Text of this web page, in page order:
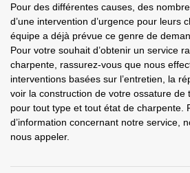
Pour des différentes causes, des
d’une intervention d’urgence pour leurs
équipe a déjà prévue ce genre de
Pour votre souhait d’obtenir un service
charpente, rassurez-vous que nous
interventions basées sur l’entretien, la
voir la construction de votre ossature de
pour tout type et tout état de charpente.
d’information concernant notre service,
nous appeler.